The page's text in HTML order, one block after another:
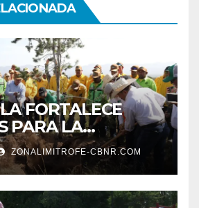
FORTALECE
PARA LA
Y
DE SUS
ZONALIMITROFE-CBNR.COM